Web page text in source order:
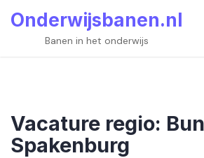
Onderwijsbanen.nl
Banen in het onderwijs
Vacature regio:
Spakenburg